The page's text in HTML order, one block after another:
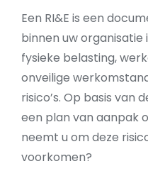
Een RI&E is een
binnen uw
fysieke belasting,
onveilige
risico’s. Op basis van
een plan van aanpak
neemt u om deze
voorkomen?